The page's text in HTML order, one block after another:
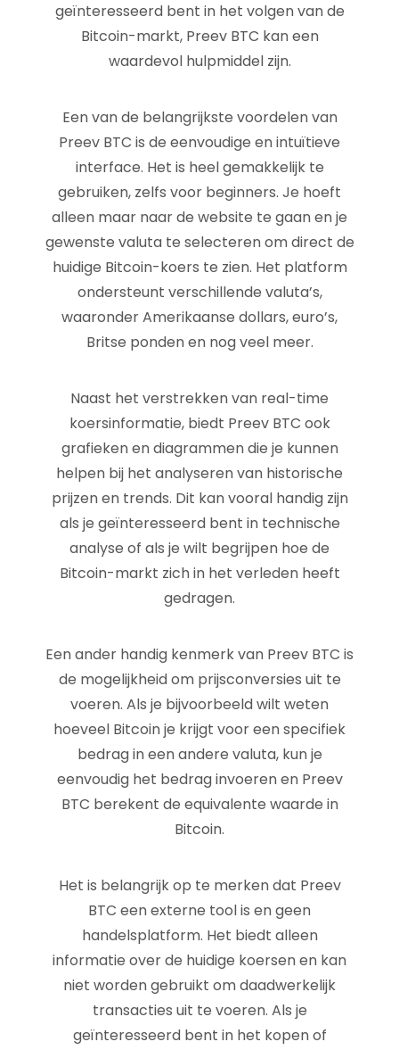
geïnteresseerd bent in het volgen van de
Bitcoin-markt, Preev BTC kan een
waardevol hulpmiddel zijn.
Een van de belangrijkste voordelen van
Preev BTC is de eenvoudige en intuïtieve
interface. Het is heel gemakkelijk te
gebruiken, zelfs voor beginners. Je hoeft
alleen maar naar de website te gaan en je
gewenste valuta te selecteren om direct de
huidige Bitcoin-koers te zien. Het platform
ondersteunt verschillende valuta’s,
waaronder Amerikaanse dollars, euro’s,
Britse ponden en nog veel meer.
Naast het verstrekken van real-time
koersinformatie, biedt Preev BTC ook
grafieken en diagrammen die je kunnen
helpen bij het analyseren van historische
prijzen en trends. Dit kan vooral handig zijn
als je geïnteresseerd bent in technische
analyse of als je wilt begrijpen hoe de
Bitcoin-markt zich in het verleden heeft
gedragen.
Een ander handig kenmerk van Preev BTC is
de mogelijkheid om prijsconversies uit te
voeren. Als je bijvoorbeeld wilt weten
hoeveel Bitcoin je krijgt voor een specifiek
bedrag in een andere valuta, kun je
eenvoudig het bedrag invoeren en Preev
BTC berekent de equivalente waarde in
Bitcoin.
Het is belangrijk op te merken dat Preev
BTC een externe tool is en geen
handelsplatform. Het biedt alleen
informatie over de huidige koersen en kan
niet worden gebruikt om daadwerkelijk
transacties uit te voeren. Als je
geïnteresseerd bent in het kopen of